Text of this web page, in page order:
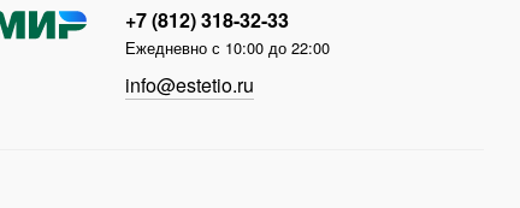
+7 (812) 318-32-33
Ежедневно с 10:00 до 22:00
info@estetio.ru